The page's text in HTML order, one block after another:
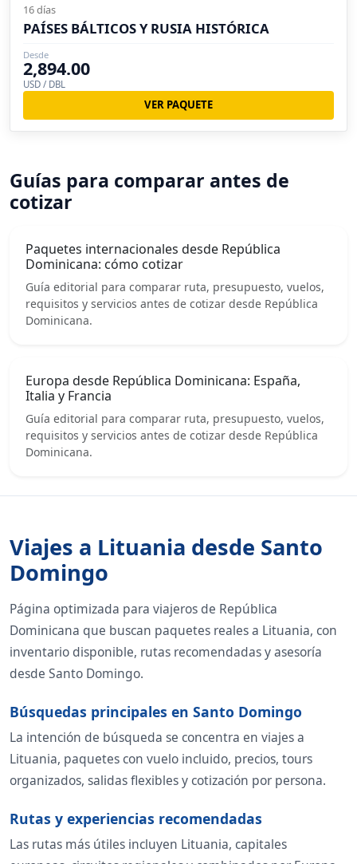
16 días
PAÍSES BÁLTICOS Y RUSIA HISTÓRICA
Desde
2,894.00
USD / DBL
VER PAQUETE
Guías para comparar antes de
cotizar
Paquetes internacionales desde República
Dominicana: cómo cotizar
Guía editorial para comparar ruta, presupuesto, vuelos,
requisitos y servicios antes de cotizar desde República
Dominicana.
Europa desde República Dominicana: España,
Italia y Francia
Guía editorial para comparar ruta, presupuesto, vuelos,
requisitos y servicios antes de cotizar desde República
Dominicana.
Viajes a Lituania desde Santo
Domingo
Página optimizada para viajeros de República
Dominicana que buscan paquetes reales a Lituania, con
inventario disponible, rutas recomendadas y asesoría
desde Santo Domingo.
Búsquedas principales en Santo Domingo
La intención de búsqueda se concentra en viajes a
Lituania, paquetes con vuelo incluido, precios, tours
organizados, salidas flexibles y cotización por persona.
Rutas y experiencias recomendadas
Las rutas más útiles incluyen Lituania, capitales